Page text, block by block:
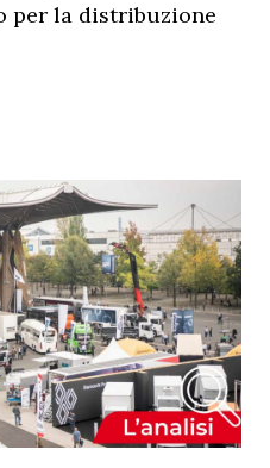
per la distribuzione